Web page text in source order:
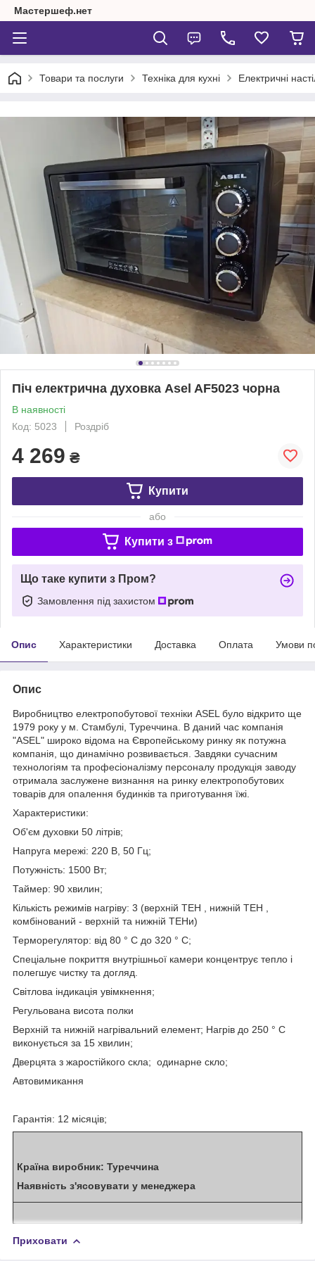
Мастершеф.нет
Товари та послуги Техніка для кухні Електричні
Піч електрична духовка Asel AF5023 чорна
В наявності
Код: 5023
Роздріб
4 269 ₴
Купити
або
Купити з
Що таке купити з Пром?
Замовлення під захистом
Опис Характеристики Доставка Оплата Умови
Опис
Виробництво електропобутової техніки ASEL було відкрито ще
1979 року у м. Стамбулі, Туреччина. В даний час компанія
"ASEL" широко відома на Європейському ринку як потужна
компанія, що динамічно розвивається. Завдяки сучасним
технологіям та професіоналізму персоналу продукція заводу
отримала заслужене визнання на ринку електропобутових
товарів для опалення будинків та приготування їжі.
Характеристики:
Об'єм духовки 50 літрів;
Напруга мережі: 220 В, 50 Гц;
Потужність: 1500 Вт;
Таймер: 90 хвилин;
Кількість режимів нагріву: 3 (верхній ТЕН , нижній ТЕН ,
комбінований - верхній та нижній ТЕНи)
Терморегулятор: від 80 ° С до 320 ° С;
Спеціальне покриття внутрішньої камери концентрує тепло і
полегшує чистку та догляд.
Світлова індикація увімкнення;
Регульована висота полки
Верхній та нижній нагрівальний елемент; Нагрів до 250 ° С
виконується за 15 хвилин;
Дверцята з жаростійкого скла; одинарне скло;
Автовимикання
Гарантія: 12 місяців;
Країна виробник: Туреччина
Наявність з'ясовувати у менеджера
Приховати